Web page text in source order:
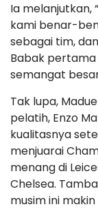
Ia melanjutkan,
kami benar-
sebagai tim,
Babak
semangat
Tak lupa,
pelatih, Enzo
kualitasnya
menjuarai
menang di
Chelsea.
musim ini makin